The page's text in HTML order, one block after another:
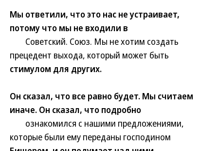
Мы ответили, что это нас не устраивает,
потому что мы не входили в
Советский. Союз. Мы не хотим создать
прецедент выхода, который может быть
стимулом для других.
Он сказал, что все равно будет. Мы считаем
иначе. Он сказал, что подробно
ознакомился с нашими предложениями,
которые были ему переданы господином